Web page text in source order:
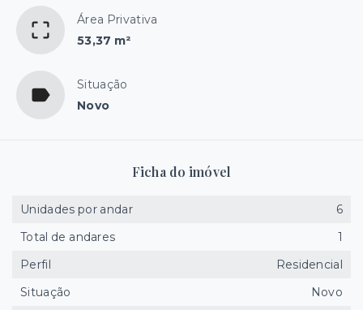
Área Privativa
53,37 m²
Situação
Novo
Ficha do imóvel
Unidades por andar
6
Total de andares
1
Perfil
Residencial
Situação
Novo